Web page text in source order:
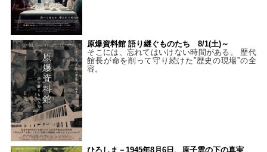
原爆資料館 語り継ぐものたち 8/1(土)～
そこには、忘れてはいけない時間がある。 歴代
館長が命を削って守り続けた”歴史の現場”の全
容。
ひろしま－1945年8月6日、原子雲の下の真実